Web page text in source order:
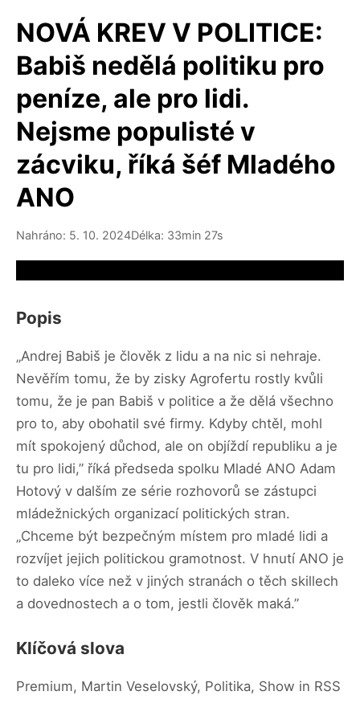
NOVÁ KREV V POLITICE:
Babiš nedělá politiku pro
peníze, ale pro lidi.
Nejsme populisté v
zácviku, říká šéf Mladého
ANO
Nahráno: 5. 10. 2024Délka: 33min 27s
Popis
„Andrej Babiš je člověk z lidu a na nic si nehraje.
Nevěřím tomu, že by zisky Agrofertu rostly kvůli
tomu, že je pan Babiš v politice a že dělá všechno
pro to, aby obohatil své firmy. Kdyby chtěl, mohl
mít spokojený důchod, ale on objíždí republiku a je
tu pro lidi,” říká předseda spolku Mladé ANO Adam
Hotový v dalším ze série rozhovorů se zástupci
mládežnických organizací politických stran.
„Chceme být bezpečným místem pro mladé lidi a
rozvíjet jejich politickou gramotnost. V hnutí ANO je
to daleko více než v jiných stranách o těch skillech
a dovednostech a o tom, jestli člověk maká.”
Klíčová slova
Premium, Martin Veselovský, Politika, Show in RSS